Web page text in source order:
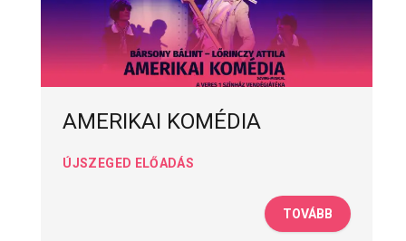
AMERIKAI KOMÉDIA
ÚJSZEGED ELŐADÁS
TOVÁBB